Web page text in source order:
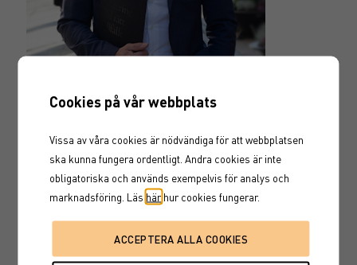
Total.
Cookies på vår webbplats
Vissa av våra cookies är nödvändiga för att webbplatsen
ska kunna fungera ordentligt. Andra cookies är inte
obligatoriska och används exempelvis för analys och
marknadsföring. Läs här hur cookies fungerar.